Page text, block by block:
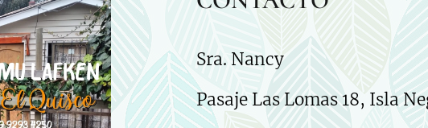
Sra. Nancy
Pasaje Las Lomas 18, Isla